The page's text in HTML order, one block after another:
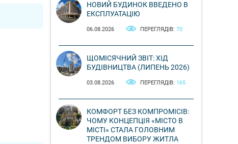
НОВИЙ БУДИНОК ВВЕДЕНО В
ЕКСПЛУАТАЦІЮ
06.08.2026 ПЕРЕГЛЯДІВ: 70
ЩОМІСЯЧНИЙ ЗВІТ: ХІД
БУДІВНИЦТВА (ЛИПЕНЬ 2026)
03.08.2026 ПЕРЕГЛЯДІВ: 165
КОМФОРТ БЕЗ КОМПРОМІСІВ:
ЧОМУ КОНЦЕПЦІЯ «МІСТО В
МІСТІ» СТАЛА ГОЛОВНИМ
ТРЕНДОМ ВИБОРУ ЖИТЛА